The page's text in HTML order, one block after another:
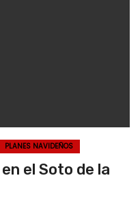
PLANES NAVIDEÑOS
el Soto de la